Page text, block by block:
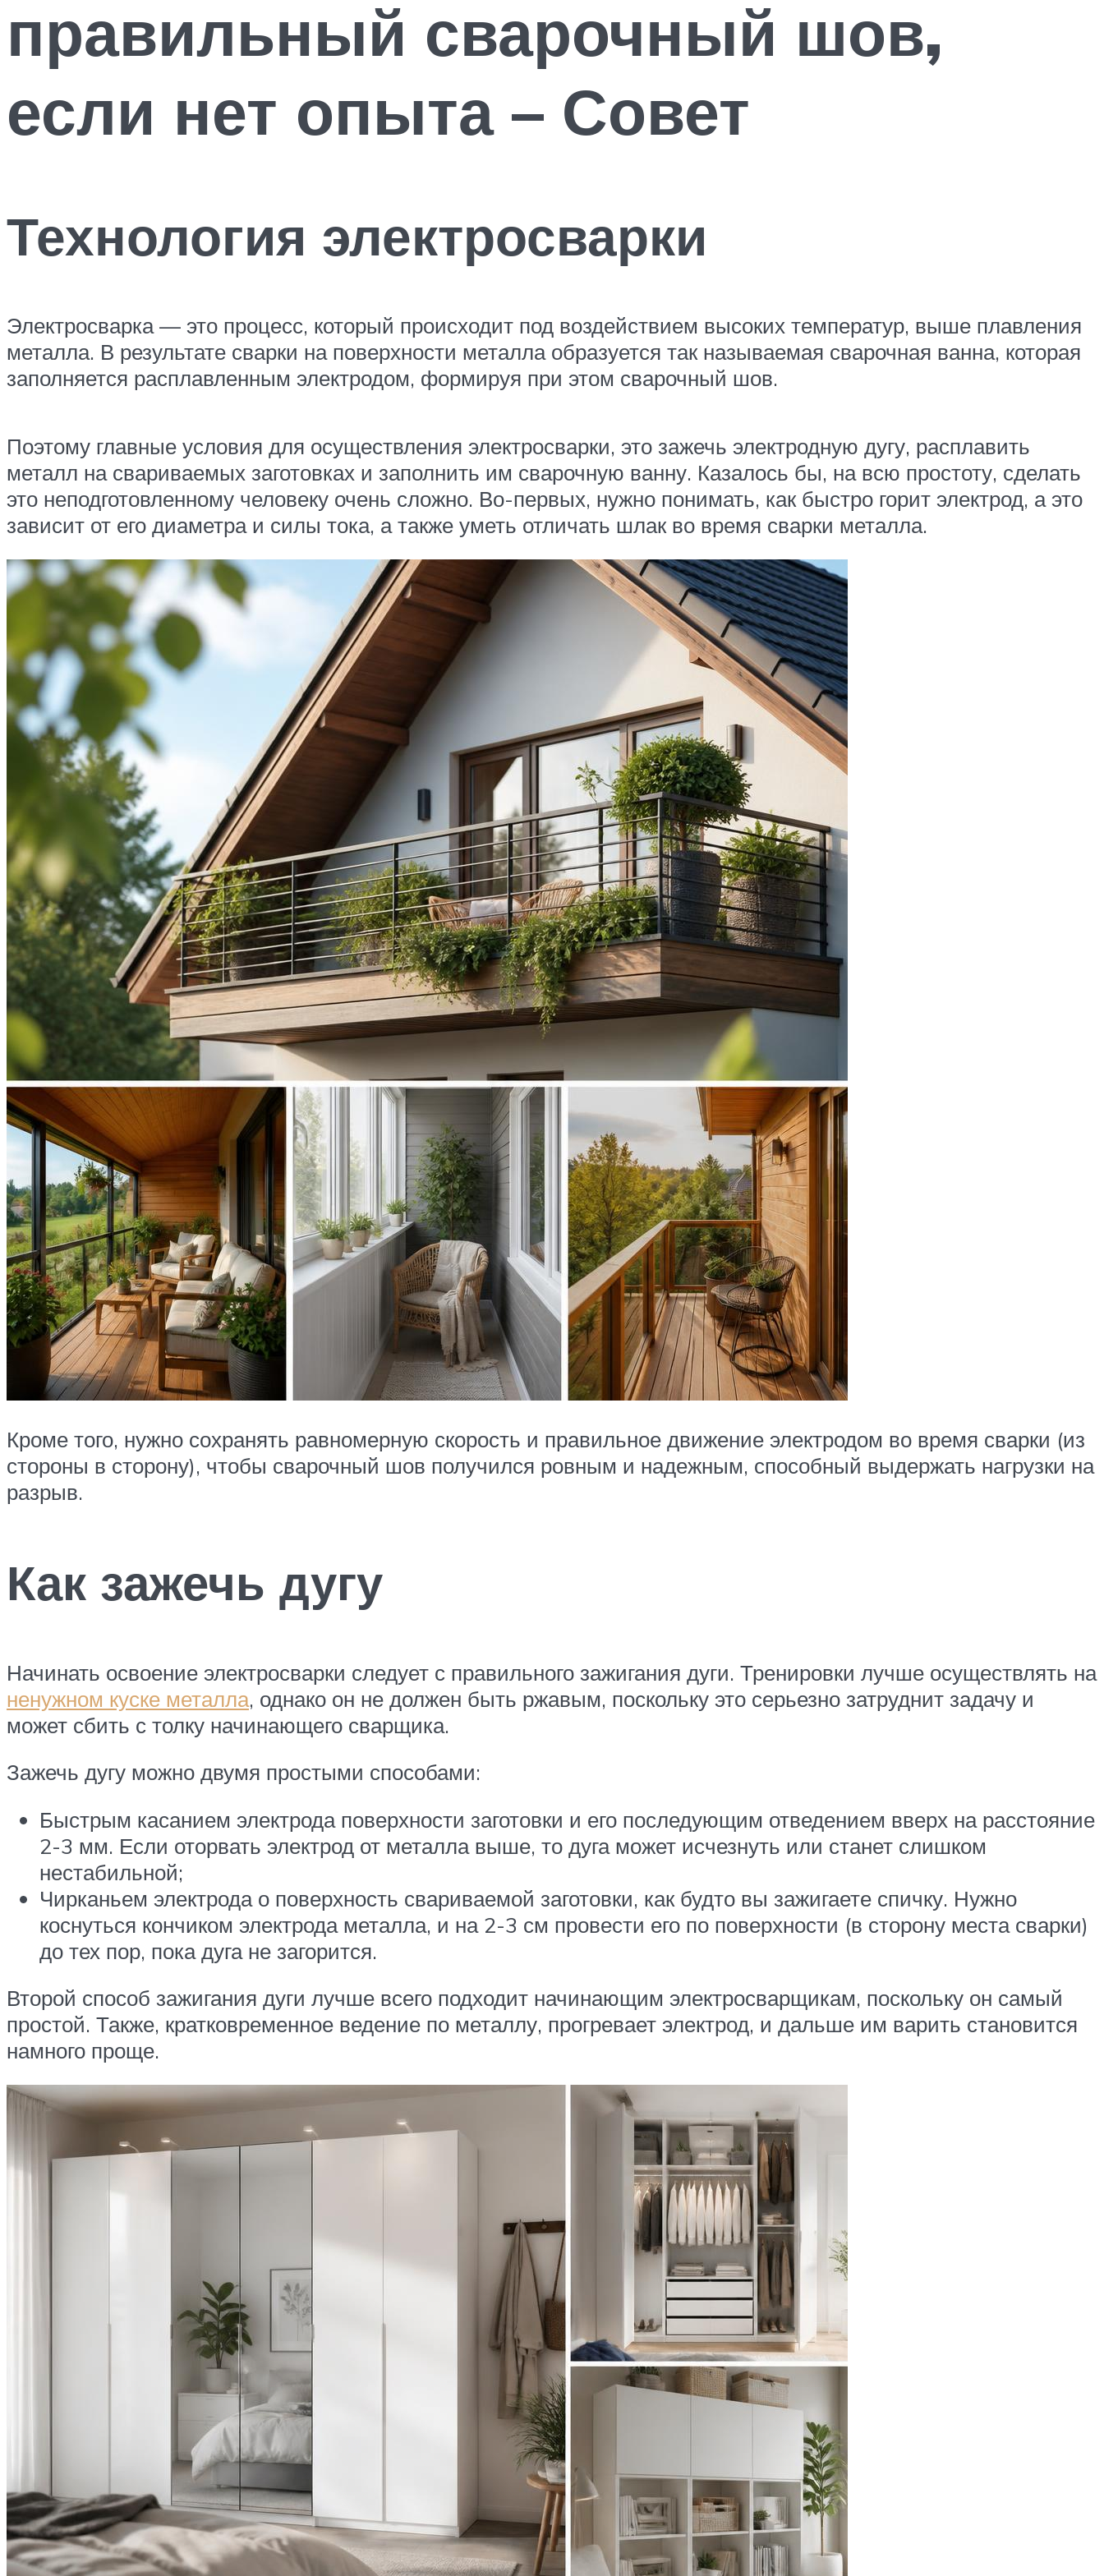
правильный сварочный шов,
если нет опыта – Совет
Технология электросварки
Электросварка — это процесс, который происходит под воздействием высоких температур, выше плавления
металла. В результате сварки на поверхности металла образуется так называемая сварочная ванна, которая
заполняется расплавленным электродом, формируя при этом сварочный шов.
Поэтому главные условия для осуществления электросварки, это зажечь электродную дугу, расплавить
металл на свариваемых заготовках и заполнить им сварочную ванну. Казалось бы, на всю простоту, сделать
это неподготовленному человеку очень сложно. Во-первых, нужно понимать, как быстро горит электрод, а это
зависит от его диаметра и силы тока, а также уметь отличать шлак во время сварки металла.
Кроме того, нужно сохранять равномерную скорость и правильное движение электродом во время сварки (из
стороны в сторону), чтобы сварочный шов получился ровным и надежным, способный выдержать нагрузки на
разрыв.
Как зажечь дугу
Начинать освоение электросварки следует с правильного зажигания дуги. Тренировки лучше осуществлять на
ненужном куске металла, однако он не должен быть ржавым, поскольку это серьезно затруднит задачу и
может сбить с толку начинающего сварщика.
Зажечь дугу можно двумя простыми способами:
Быстрым касанием электрода поверхности заготовки и его последующим отведением вверх на расстояние
2-3 мм. Если оторвать электрод от металла выше, то дуга может исчезнуть или станет слишком
нестабильной;
Чирканьем электрода о поверхность свариваемой заготовки, как будто вы зажигаете спичку. Нужно
коснуться кончиком электрода металла, и на 2-3 см провести его по поверхности (в сторону места сварки)
до тех пор, пока дуга не загорится.
Второй способ зажигания дуги лучше всего подходит начинающим электросварщикам, поскольку он самый
простой. Также, кратковременное ведение по металлу, прогревает электрод, и дальше им варить становится
намного проще.